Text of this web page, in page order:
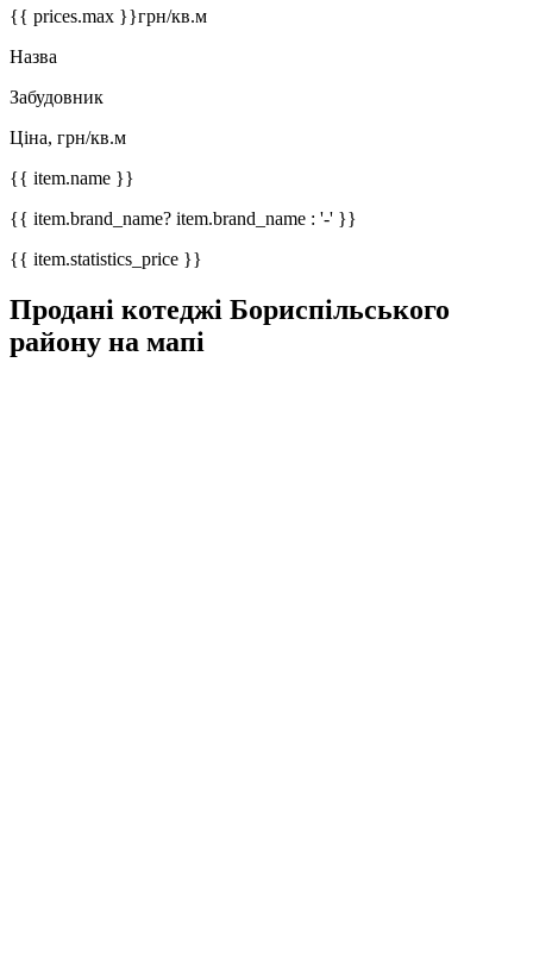
{{ prices.max }}грн/кв.м
Назва
Забудовник
Ціна, грн/кв.м
{{ item.name }}
{{ item.brand_name? item.brand_name : '-' }}
{{ item.statistics_price }}
Продані котеджі Бориспільського
району на мапі